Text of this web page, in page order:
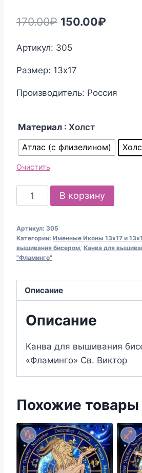
170.00₽ Первоначальная
170.00₽.
150.00₽
Артикул: 305
Размер: 13х17
Производитель: Россия
Материал : Холст
Атлас (с флизелином)
Очистить
Количество
товара
для
вышивания
бисером
Св.
Виктор
(13х17)
В корзину
Артикул: 305
Категории: Именные Иконы 13х17 и
вышивания бисером Канва для
"Фламинго"
Описание
Описание
Канва для вышивания
«Фламинго» Св. Виктор
Похожие товары